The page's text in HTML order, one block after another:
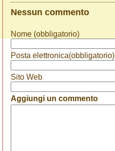
Nessun commento
Nome (obbligatorio)
Posta elettronica(obbligatorio)
Sito Web
Aggiungi un commento